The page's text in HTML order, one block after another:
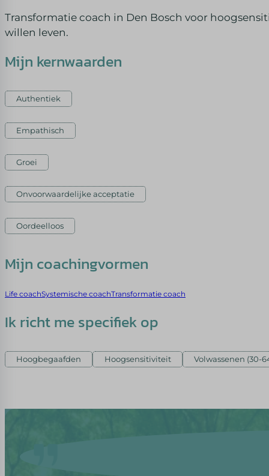
Transformatie coach in Den Bosch voor
willen leven.
Mijn kernwaarden
Authentiek
Empathisch
Groei
Onvoorwaardelijke acceptatie
Oordeelloos
Mijn coachingvormen
Life coachSystemische coachTransformatie coach
Ik richt me specifiek op
Hoogbegaafden Hoogsensitiviteit Volwassenen (30-